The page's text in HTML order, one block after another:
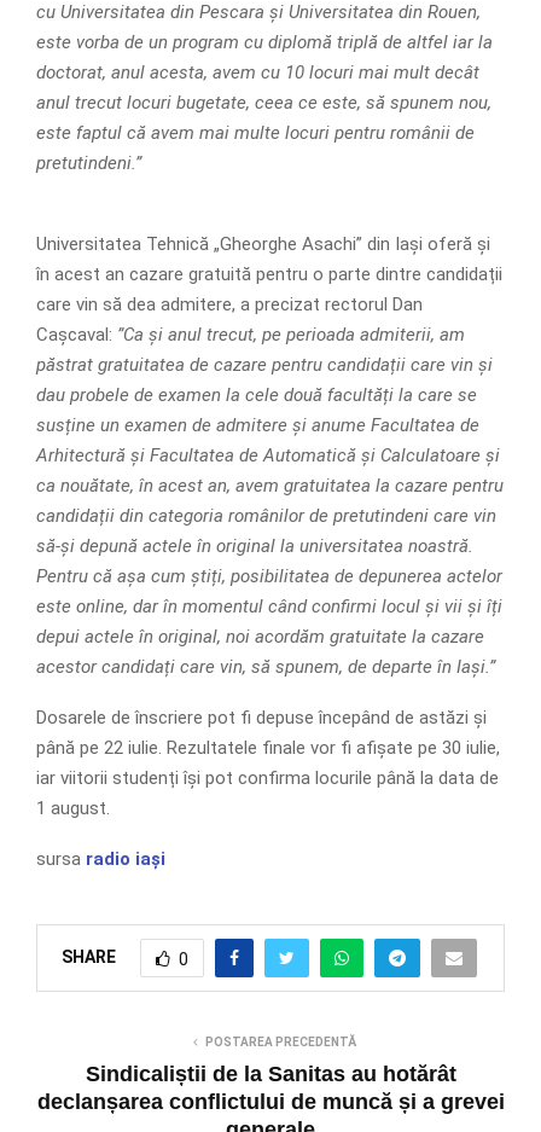
cu Universitatea din Pescara și Universitatea din Rouen,
este vorba de un program cu diplomă triplă de altfel iar la
doctorat, anul acesta, avem cu 10 locuri mai mult decât
anul trecut locuri bugetate, ceea ce este, să spunem nou,
este faptul că avem mai multe locuri pentru românii de
pretutindeni.”
Universitatea Tehnică „Gheorghe Asachi” din Iași oferă și
în acest an cazare gratuită pentru o parte dintre candidații
care vin să dea admitere, a precizat rectorul Dan
Cașcaval: ”Ca și anul trecut, pe perioada admiterii, am
păstrat gratuitatea de cazare pentru candidații care vin și
dau probele de examen la cele două facultăți la care se
susține un examen de admitere și anume Facultatea de
Arhitectură și Facultatea de Automatică și Calculatoare și
ca nouătate, în acest an, avem gratuitatea la cazare pentru
candidații din categoria românilor de pretutindeni care vin
să-și depună actele în original la universitatea noastră.
Pentru că așa cum știți, posibilitatea de depunerea actelor
este online, dar în momentul când confirmi locul și vii și îți
depui actele în original, noi acordăm gratuitate la cazare
acestor candidați care vin, să spunem, de departe în Iași.”
Dosarele de înscriere pot fi depuse începând de astăzi și
până pe 22 iulie. Rezultatele finale vor fi afișate pe 30 iulie,
iar viitorii studenți își pot confirma locurile până la data de
1 august.
sursa radio iași
SHARE 0
POSTAREA PRECEDENTĂ
Sindicaliștii de la Sanitas au hotărât
declanșarea conflictului de muncă și a grevei